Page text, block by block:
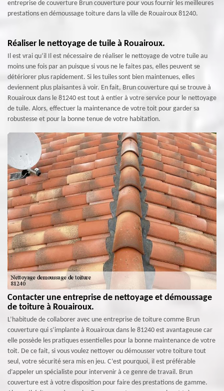
entreprise de couverture Brun couverture pour vous fournir les meilleures
prestations en démoussage toiture dans la ville de Rouairoux 81240.
Réaliser le nettoyage de tuile à Rouairoux.
Il est vrai qu’il Il est nécessaire de réaliser le nettoyage de votre tuile au
moins une fois par an puisque si vous ne le faites pas, elles peuvent se
détériorer plus rapidement. Si les tuiles sont bien maintenues, elles
deviennent plus plaisantes à voir. En fait, Brun couverture qui se trouve à
Rouairoux dans le 81240 est tout à entier à votre service pour le nettoyage
de tuile. Alors, effectuer la maintenance de votre toit pour garder sa
robustesse et pour la bonne tenue de votre habitation.
Contacter une entreprise de nettoyage et démoussage
de toiture à Rouairoux.
L’habitude de collaborer avec une entreprise de toiture comme Brun
couverture qui s’implante à Rouairoux dans le 81240 est avantageuse car
elle possède les pratiques essentielles pour la bonne maintenance de votre
toit. De ce fait, si vous voulez nettoyer ou démousser votre toiture tout
seul, votre sécurité sera mis en jeu. C’est pourquoi, il est préférable
d’appeler un spécialiste pour intervenir à ce genre de travail. Brun
couverture est à votre disposition pour faire des prestations de gamme.